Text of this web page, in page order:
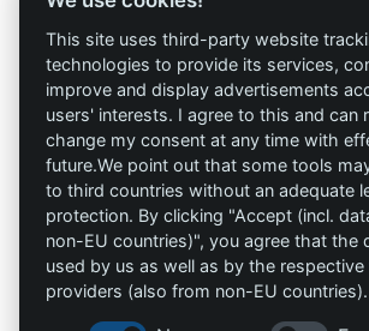
Allprotec® Solo
trabaja seguro
Omniprotect –
Tienda Online
Contacto
info@die-schutzprofis.de
+49 (511) 679997-97
This site uses third-party website
technologies to provide its services,
improve and display advertisements
users' interests. I agree to this and can
change my consent at any time with
future.We point out that some tools
to third countries without an adequate
protection. By clicking "Accept (incl.
non-EU countries)", you agree that the
used by us as well as by the
providers (also from non-EU